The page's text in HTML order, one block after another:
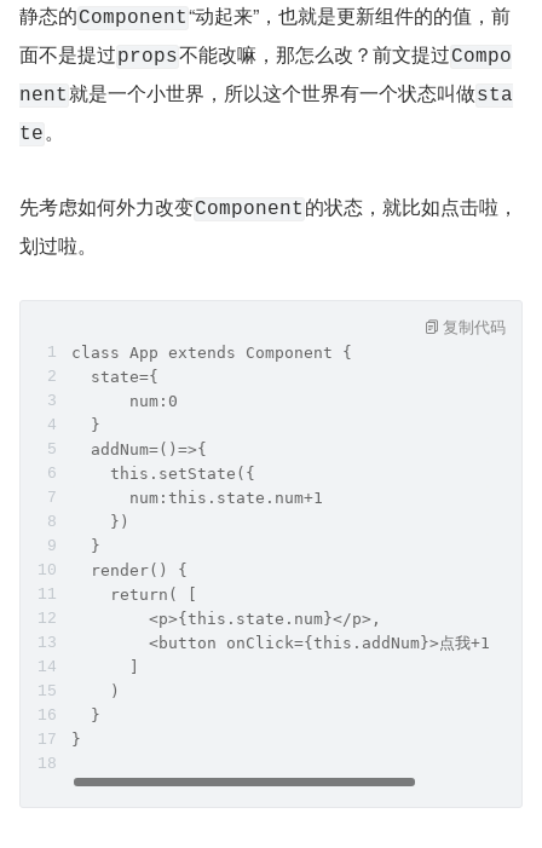
静态的Component“动起来”，也就是更新组件的的值，前
面不是提过props不能改嘛，那怎么改？前文提过Compo
nent就是一个小世界，所以这个世界有一个状态叫做sta
te。
先考虑如何外力改变Component 的状态，就比如点击啦，
划过啦。
class App extends Component {
  state={
      num:0
  }
  addNum=()=>{
    this.setState({
      num:this.state.num+1
    })
  }
  render() {
    return( [
        <p>{this.state.num}</p>,
<button onClick={this.addNum}>点我+1</
    )
  }
}
复制代码